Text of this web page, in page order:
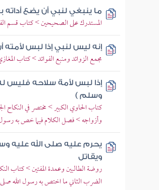
ما ينبغي لنبي أن يضع أداته
المستدرك على الصحيحين > كتاب قسم
إنه ليس لنبي إذا لبس
مجمع الزوائد ومنبع الفوائد > كتاب
إذا لبس لأمة سلاحه فليس
وسلم )
كتاب الحاوي الكبير > مختصر في النكاح
وأزواجه > فصل الكلام فيما خص به
يحرم عليه صلى الله عليه
ويقاتل
روضة الطالبين وعمدة المفتين > كتاب
الضرب الثاني ما اختص به رسول الله